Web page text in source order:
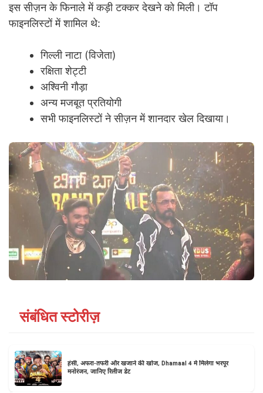
इस सीज़न के फिनाले में कड़ी टक्कर देखने को मिली। टॉप
फाइनलिस्टों में शामिल थे:
गिल्ली नाटा (विजेता)
रक्षिता शेट्टी
अश्विनी गौड़ा
अन्य मजबूत प्रतियोगी
सभी फाइनलिस्टों ने सीज़न में शानदार खेल दिखाया।
संबंधित स्टोरीज़
हंसी, अफरा-तफरी और खजाने की खोज, Dhamaal 4 में मिलेगा भरपूर
मनोरंजन, जानिए रिलीज डेट